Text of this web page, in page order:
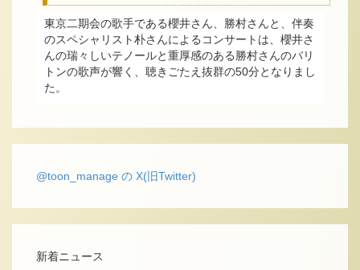
東京二期会の歌手である櫻井さん、勝村さんと、伴奏
のスペシャリスト朴さんによるコンサートは、櫻井さ
んの瑞々しいテノールと重厚感のある勝村さんのバリ
トンの歌声が響く、聴きごたえ抜群の50分となりまし
た。
@toon_manage の X(旧Twitter)
新着ニュース